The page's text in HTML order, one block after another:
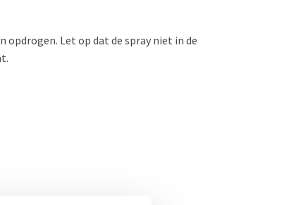
Let op dat de spray niet in de